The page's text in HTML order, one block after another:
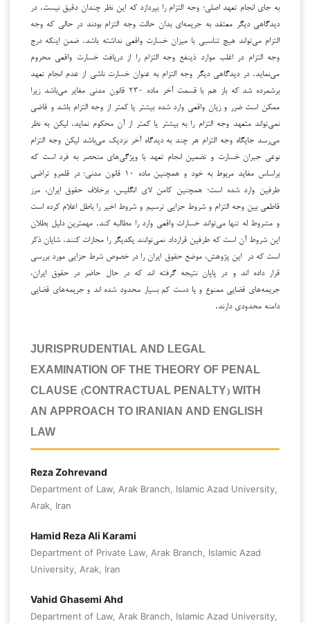
به جای انجام تعهد اصلی؛ وجه التزام را بپردازد که این نظر چندان دقیق نیست. در
دیدگاهی دیگر معتقد به جریمه‌ای بدان حالت وجه التزام بودند در حالی که وجه
التزام می‌تواند هیچ تناسبی با میزان خسارت واقعی نداشته باشد. ضمن اینکه درج
وجه التزام در اغلب موارد ذینفع وجه التزام را از دریافت خسارت واقعی محروم
می‌نماید. در دیدگاهی دیگر وجه التزام به عنوان خسارت ناشی از عدم انجام تعهد
برشمرده شد که باز هم با قسمت آخر ماده ۲۳۰ قانون مدنی مغایر می‌باشد زیرا
ممکن است ضرر و زیان واقعی وارد شده بیشتر یا کمتر از وجه التزام باشد و قاضی
نمی‌تواند متعهد وجه التزام را به بیشتر یا کمتر از آن محکوم نماید. لیکن به نظر
می‌رسد جایگاه وجه التزام هر چند به دیدگاه آخر نزدیک می‌باشد لیکن وجه التزام
نوعی جبران خسارت و تضمین انجام تعهد با ویژگی‌های منحصر به فرد است که
براساس مفاید مربوط به خود و همچنین ماده ۱۰ قانون مدنی؛ در قلمرو تراضی
طرفین وارد شده است؛ همچنین کامن لای انگلیس، برخلاف حقوق ایران، مرز
قاطعی بین وجه التزام و شروط جزایی ترسیم و شروط اخیر را باطل اعلام کرده است
و مشروط له تنها می‌تواند خسارات واقعی وارد را مطالبه کند. مهمترین دلیل بطلان
این شروط آن است که طرفین قرارداد نمی‌توانند یکدیگر را مجازات کنند. شایان ذکر
است که در این پژوهش، موضع حقوق ایران را در خصوص شرط جزایی مورد بررسی
قرار داده اند و در پایان نتیجه گرفته اند که در حال حاضر در حقوق ایران،
جریمه‌های قضایی ممنوع و یا دست کم بسیار محدود شده اند و جریمه‌های قضایی
دامنه محدودی دارند.
JURISPRUDENTIAL AND LEGAL
EXAMINATION OF THE THEORY OF PENAL
CLAUSE (CONTRACTUAL PENALTY) WITH
AN APPROACH TO IRANIAN AND ENGLISH
LAW
Reza Zohrevand
Department of Law, Arak Branch, Islamic Azad University,
Arak, Iran
Hamid Reza Ali Karami
Department of Private Law, Arak Branch, Islamic Azad
University, Arak, Iran
Vahid Ghasemi Ahd
Department of Law, Arak Branch, Islamic Azad University,